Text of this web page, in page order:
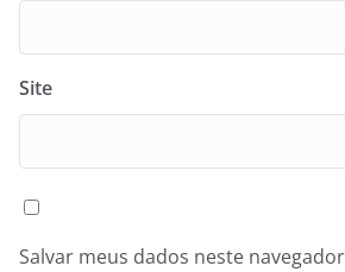
Site
Salvar meus dados neste